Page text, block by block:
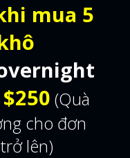
mua 5
(Quà
cho đơn
lên)